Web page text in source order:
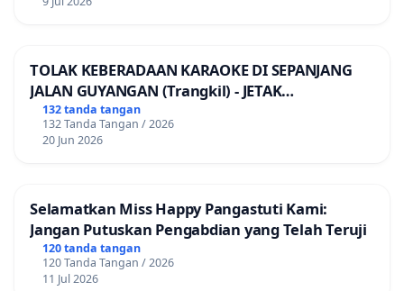
TOLAK KEBERADAAN KARAOKE DI SEPANJANG
JALAN GUYANGAN (Trangkil) - JETAK
(Wedarijaksa) Kab. PATI
132 tanda tangan
132 Tanda Tangan / 2026
20 Jun 2026
Selamatkan Miss Happy Pangastuti Kami:
Jangan Putuskan Pengabdian yang Telah Teruji
120 tanda tangan
120 Tanda Tangan / 2026
11 Jul 2026